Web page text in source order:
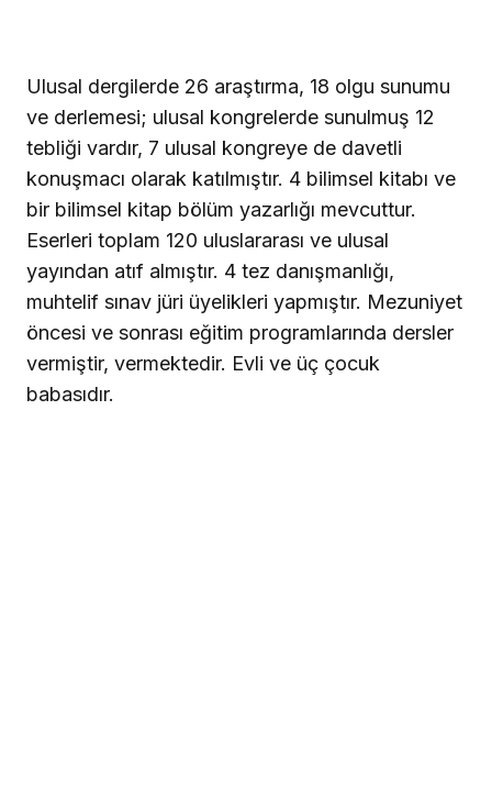
Ulusal dergilerde 26 araştırma, 18 olgu sunumu
ve derlemesi; ulusal kongrelerde sunulmuş 12
tebliği vardır, 7 ulusal kongreye de davetli
konuşmacı olarak katılmıştır. 4 bilimsel kitabı ve
bir bilimsel kitap bölüm yazarlığı mevcuttur.
Eserleri toplam 120 uluslararası ve ulusal
yayından atıf almıştır. 4 tez danışmanlığı,
muhtelif sınav jüri üyelikleri yapmıştır. Mezuniyet
öncesi ve sonrası eğitim programlarında dersler
vermiştir, vermektedir. Evli ve üç çocuk
babasıdır.